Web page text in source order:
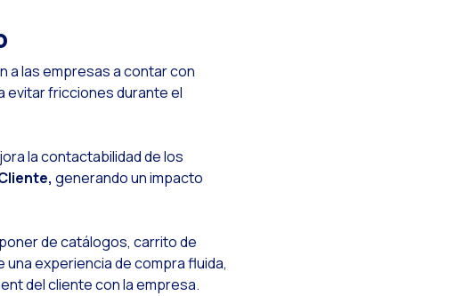
a las empresas a contar con
evitar fricciones durante el
la contactabilidad de los
generando un impacto
de catálogos, carrito de
experiencia de compra fluida,
del cliente con la empresa.